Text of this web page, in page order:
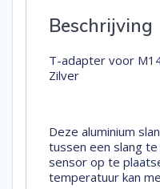
Beschrijving
T-adapter voor
Zilver
Deze aluminium
tussen een slang
sensor op te
temperatuur kan